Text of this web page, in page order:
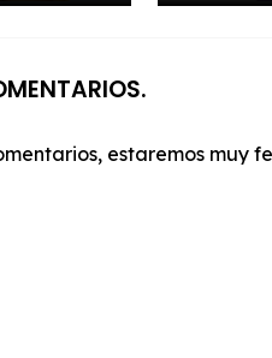
estaremos muy